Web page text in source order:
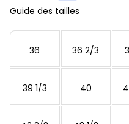
Guide des tailles
36 36 2/3
39 1/3 40